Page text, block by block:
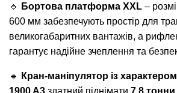
🔹 Бортова платформа XXL –
600 мм забезпечують простір для
великогабаритних вантажів, а
гарантує надійне зчеплення та
🔹 Кран-маніпулятор із характером
1900 A3 здатний піднімати 7,8 тонни